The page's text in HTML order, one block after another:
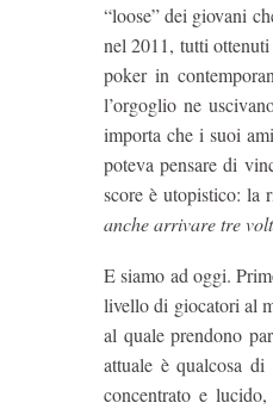
“loose” dei giovani
nel 2011, tutti
poker in
l’orgoglio ne
importa che i suoi
poteva pensare di
score è utopistico: la
anche arrivare tre
E siamo ad oggi.
livello di giocatori al
al quale prendono
attuale è qualcosa
concentrato e